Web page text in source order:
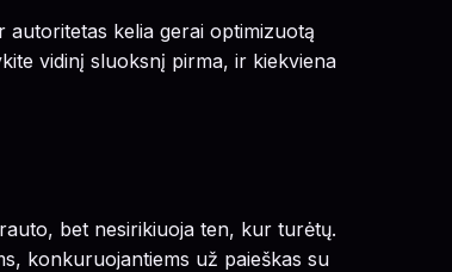
autoritetas kelia gerai optimizuotą
vidinį sluoksnį pirma, ir kiekviena
bet nesirikiuoja ten, kur turėtų.
konkuruojantiems už paieškas su